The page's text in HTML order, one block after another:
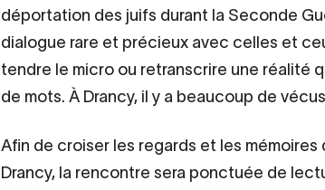
déportation des juifs durant la Seconde
dialogue rare et précieux avec celles et
tendre le micro ou retranscrire une réalité
de mots. À Drancy, il y a beaucoup de
Afin de croiser les regards et les
Drancy, la rencontre sera ponctuée de